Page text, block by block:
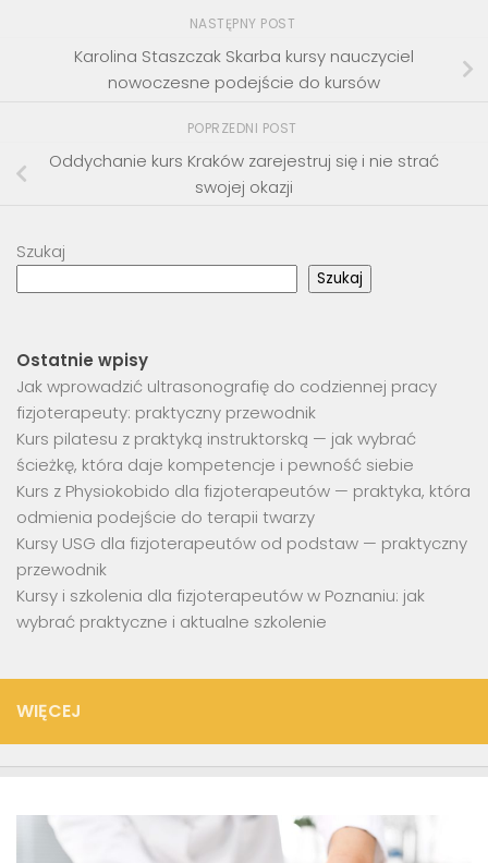
NASTĘPNY POST
Karolina Staszczak Skarba kursy nauczyciel
nowoczesne podejście do kursów
POPRZEDNI POST
Oddychanie kurs Kraków zarejestruj się i nie strać
swojej okazji
Szukaj
Szukaj
Ostatnie wpisy
Jak wprowadzić ultrasonografię do codziennej pracy
fizjoterapeuty: praktyczny przewodnik
Kurs pilatesu z praktyką instruktorską — jak wybrać
ścieżkę, która daje kompetencje i pewność siebie
Kurs z Physiokobido dla fizjoterapeutów — praktyka, która
odmienia podejście do terapii twarzy
Kursy USG dla fizjoterapeutów od podstaw — praktyczny
przewodnik
Kursy i szkolenia dla fizjoterapeutów w Poznaniu: jak
wybrać praktyczne i aktualne szkolenie
WIĘCEJ